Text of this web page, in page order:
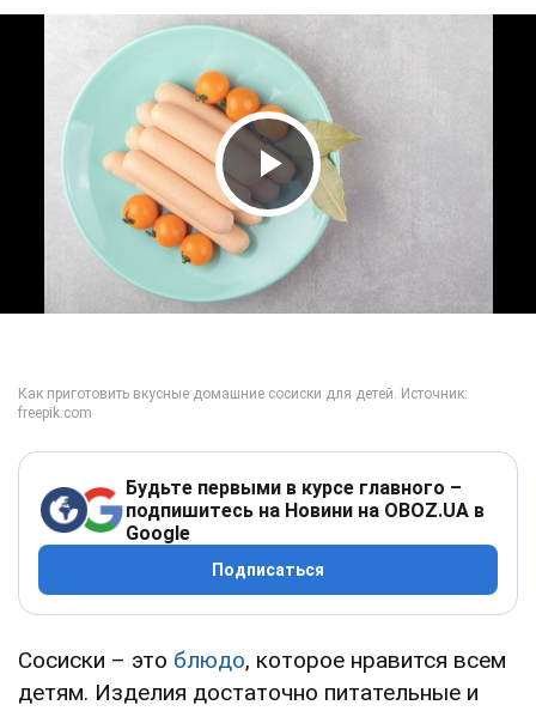
Play Video
Будьте первыми в курсе главного –
подпишитесь на Новини на OBOZ.UA в
Google
Подписаться
Сосиски – это блюдо, которое нравится всем
детям. Изделия достаточно питательные и